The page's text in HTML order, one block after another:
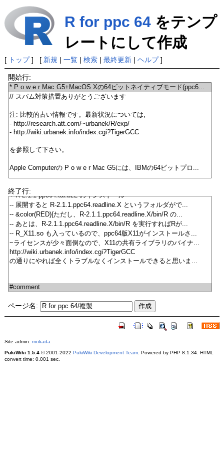
R for ppc 64をテンプ
レートにして作成
[ トップ] [ 新規 | 一覧| 検索| 最終更新| ヘルプ]
開始行:
終了行:
ページ名:
Site admin: mokada
PukiWiki 1.5.4© 2001-2022 PukiWiki Development Team. Powered by PHP 8.1.34. HTML
convert time: 0.001 sec.